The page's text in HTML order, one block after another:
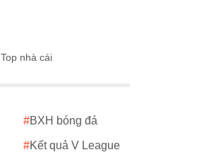
Top nhà cái
#BXH bóng đá
#Kết quả V League